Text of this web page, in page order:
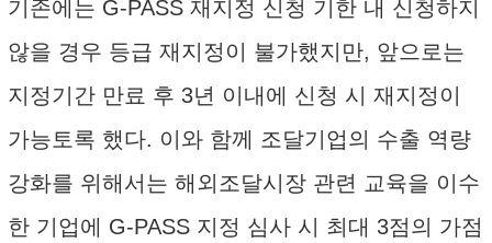
기존에는 G-PASS 재지정 신청 기한 내 신청하지
않을 경우 등급 재지정이 불가했지만, 앞으로는
지정기간 만료 후 3년 이내에 신청 시 재지정이
가능토록 했다. 이와 함께 조달기업의 수출 역량
강화를 위해서는 해외조달시장 관련 교육을 이수
한 기업에 G-PASS 지정 심사 시 최대 3점의 가점